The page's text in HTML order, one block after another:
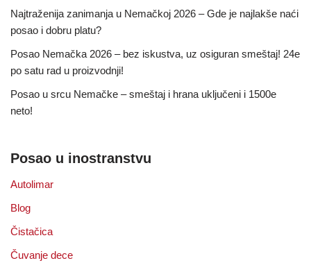
Najtraženija zanimanja u Nemačkoj 2026 – Gde je najlakše naći
posao i dobru platu?
Posao Nemačka 2026 – bez iskustva, uz osiguran smeštaj! 24e
po satu rad u proizvodnji!
Posao u srcu Nemačke – smeštaj i hrana uključeni i 1500e
neto!
Posao u inostranstvu
Autolimar
Blog
Čistačica
Čuvanje dece